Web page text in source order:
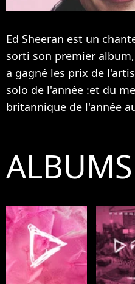
Ed Sheeran est un
sorti son premier
a gagné les prix de
solo de l'année :et du
britannique de l'année
ALBUMS